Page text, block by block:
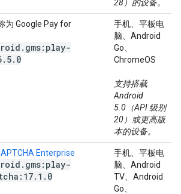
28）的设备。
为 Google Pay for
. gms:play-
. 5. 0
手机、平板电
脑、Android
Go、
ChromeOS
支持搭载
Android
5.0（API 级别
20）或更高版
本的设备。
Enterprise
. gms:play-
. 1 . 0
手机、平板电
脑、Android
TV、Android
Go、